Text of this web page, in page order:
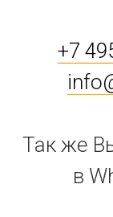
+7
Так же
в